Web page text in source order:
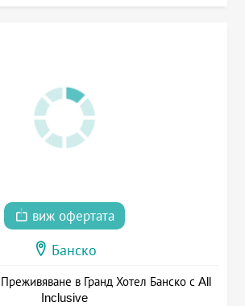
виж офертата
Банско
в Гранд Хотел Банско с All
Inclusive